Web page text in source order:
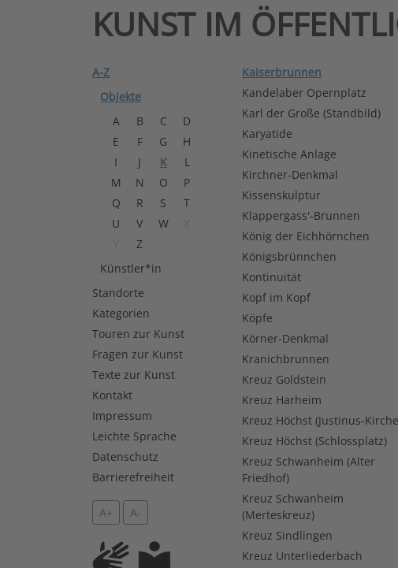
KUNST IM
A-Z
Objekte
A
B C
D
E
F G
H
I
J K
L
M
N O
P
Q
R S
T
U
V W
Z
Künstler*in
Standorte
Kategorien
Touren zur Kunst
Fragen zur Kunst
Texte zur Kunst
Kontakt
Impressum
Leichte Sprache
Datenschutz
Barrierefreiheit
A+ A-
Kaiserbrunnen
Kandelaber Opernplatz
Karl der Große (Standbild)
Karyatide
Kinetische Anlage
Kirchner-Denkmal
Kissenskulptur
Klappergass'-Brunnen
König der Eichhörnchen
Königsbrünnchen
Kontinuität
Kopf im Kopf
Köpfe
Körner-Denkmal
Kranichbrunnen
Kreuz Goldstein
Kreuz Harheim
Kreuz Höchst (Justinus-
Kreuz Höchst (Schlossplatz)
Kreuz Schwanheim (Alter
Friedhof)
Kreuz Schwanheim
(Merteskreuz)
Kreuz Sindlingen
Kreuz Unterliederbach